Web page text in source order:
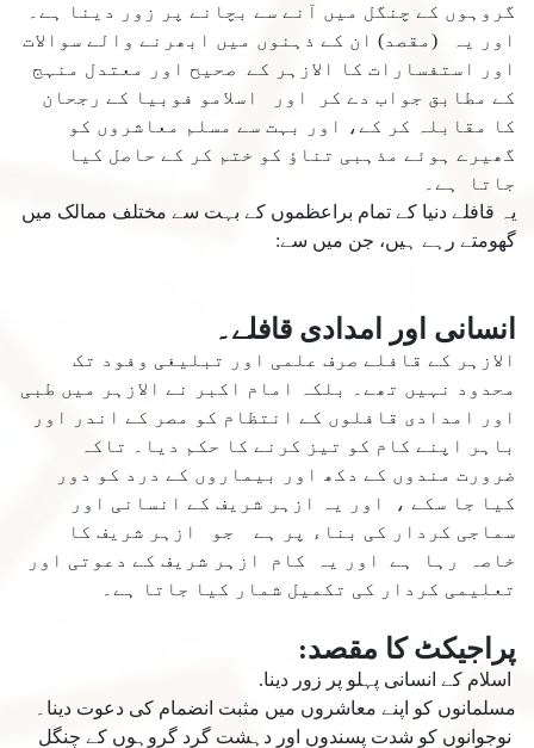
گروہوں کے چنگل میں آنے سے بچانے پر زور دینا ہے۔
اور یہ (مقصد) ان کے ذہنوں میں ابھرنے والے سوالات
اور استفسارات کا الازہر کے صحیح اور معتدل منہج
کے مطابق جواب دے کر اور اسلامو فوبیا کے رجحان
کا مقابلہ کر کے، اور بہت سے مسلم معاشروں کو
گھیرے ہوئے مذہبی تناؤ کو ختم کر کے حاصل کیا
جاتا ہے۔
یہ قافلے دنیا کے تمام براعظموں کے بہت سے مختلف ممالک میں
گھومتے رہے ہیں، جن میں سے:
انسانی اور امدادی قافلے۔
الازہر کے قافلے صرف علمی اور تبلیغی وفود تک
محدود نہیں تھے۔ بلکہ امام اکبر نے الازہر میں طبی
اور امدادی قافلوں کے انتظام کو مصر کے اندر اور
باہر اپنے کام کو تیز کرنے کا حکم دیا۔ تاکہ
ضرورت مندوں کے دکھ اور بیماروں کے درد کو دور
کیا جا سکے ، اور یہ ازہر شریف کے انسانی اور
سماجی کردار کی بناء پر ہے جو ازہر شریف کا
خاصہ رہا ہے اور یہ کام ازہر شریف کے دعوتی اور
تعلیمی کردار کی تکمیل شمار کیا جاتا ہے۔
پراجیکٹ کا مقصد:
اسلام کے انسانی پہلو پر زور دینا.
مسلمانوں کو اپنے معاشروں میں مثبت انضمام کی دعوت دینا۔
نوجوانوں کو شدت پسندوں اور دہشت گرد گروہوں کے چنگل